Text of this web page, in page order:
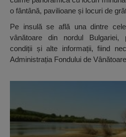
o fântână, pavilioane și locuri de
Pe insulă se află una dintre
vânătoare din nordul Bulgariei,
condiții și alte informații, fiind
Administrația Fondului de